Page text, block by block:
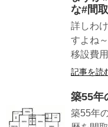
な#間
詳しわ
すよね
移設費
記事を読
築55年
築55年